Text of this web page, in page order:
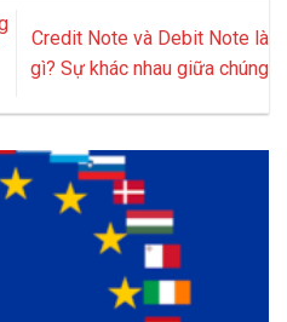
Credit Note và Debit Note là
gì? Sự khác nhau giữa chúng